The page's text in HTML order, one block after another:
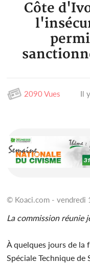
Côte
2090 Vues Il
© Koaci.com -
La commission réunie
À quelques jours de la
Spéciale Technique de